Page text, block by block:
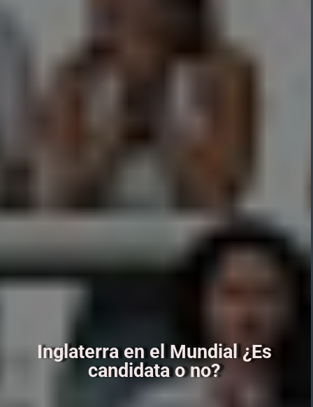
Inglaterra en el Mundial ¿Es
candidata o no?